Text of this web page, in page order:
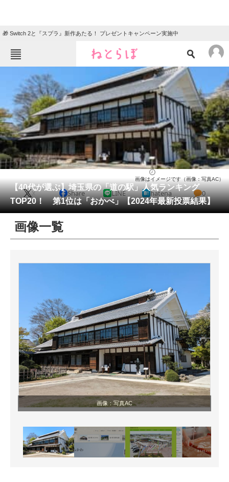
🎁 Switch 2と『スプラ』新作あたる！ プレゼントキャンペーン実施中
ニュース
エンタメ クイズ
グルメ 地域
住まい 教育・育児
動物 リサーチ
会員記事
メディア
注目記事を集めた総合ページ
好きが集まる 比べて選べる
ビジネスと働き方のヒント
AI活用のいまが分かる
企業ITのトレンドを詳説
経営リーダーのコミュニティ
マーケ×ITの今がよく分かる
ITエンジニア向け専門サイト
【40代が選ぶ】埼玉県の「道の駅」人気ランキング
TOP20！ 第1位は「おかべ」【2024年最新投票結果】
画像はイメージです（画像：写真AC）
X Share LINE hatena 0
画像一覧
画像：写真AC